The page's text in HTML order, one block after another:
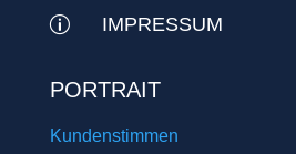
p IMPRESSUM
PORTRAIT
Kundenstimmen